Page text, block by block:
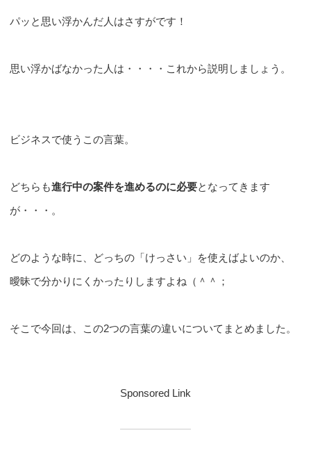
パッと思い浮かんだ人はさすがです！
思い浮かばなかった人は・・・・これから説明しましょう。
ビジネスで使うこの言葉。
どちらも進行中の案件を進めるのに必要となってきます
が・・・。
どのような時に、どっちの「けっさい」を使えばよいのか、
曖昧で分かりにくかったりしますよね（＾＾；
そこで今回は、この2つの言葉の違いについてまとめました。
Sponsored Link